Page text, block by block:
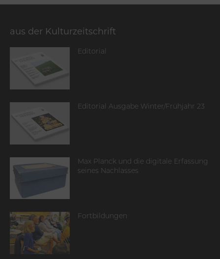
aus der Kulturzeitschrift
Editorial
Editorial Ausgabe Winter/Frühjahr 23
Max Planck und die digitale Erfassung
seines Nachlasses
Fortbildungen